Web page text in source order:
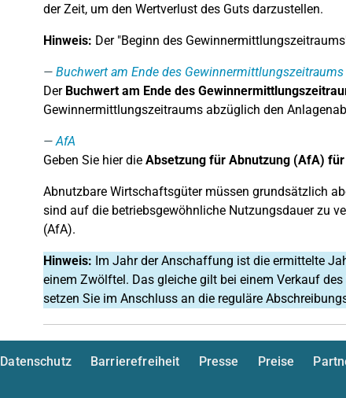
der Zeit, um den Wertverlust des Guts darzustellen.
Hinweis: Der "Beginn des
Buchwert am Ende des Gewinnermittlungszeitraums
Der Buchwert am Ende des
Gewinnermittlungszeitraums abzüglich den
AfA
Geben Sie hier die Absetzung für Abnutzung (AfA)
Abnutzbare Wirtschaftsgüter müssen grundsätzlich
sind auf die betriebsgewöhnliche Nutzungsdauer zu
(AfA).
Hinweis: Im Jahr der Anschaffung ist die ermittelte
einem Zwölftel. Das gleiche gilt bei einem Verkauf
setzen Sie im Anschluss an die reguläre
Datenschutz Barrierefreiheit Presse Preise